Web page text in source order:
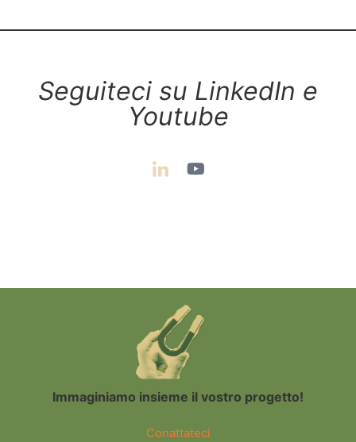
Seguiteci su LinkedIn e
Youtube
Immaginiamo insieme il vostro progetto!
Conattateci